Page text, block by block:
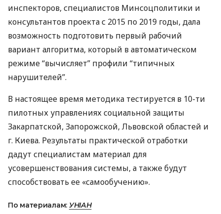
инспекторов, специалистов Минсоцполитики и
консультантов проекта с 2015 по 2019 годы, дала
возможность подготовить первый рабочий
вариант алгоритма, который в автоматическом
режиме “вычисляет” профили “типичных
нарушителей”.
В настоящее время методика тестируется в 10-ти
пилотных управлениях социальной защиты
Закарпатской, Запорожской, Львовской областей и
г. Киева. Результаты практической отработки
дадут специалистам материал для
усовершенствования системы, а также будут
способствовать ее «самообучению».
По материалам: УНІАН